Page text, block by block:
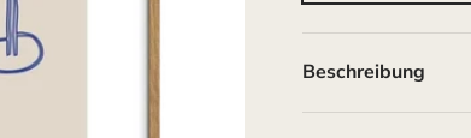
Beschreibung